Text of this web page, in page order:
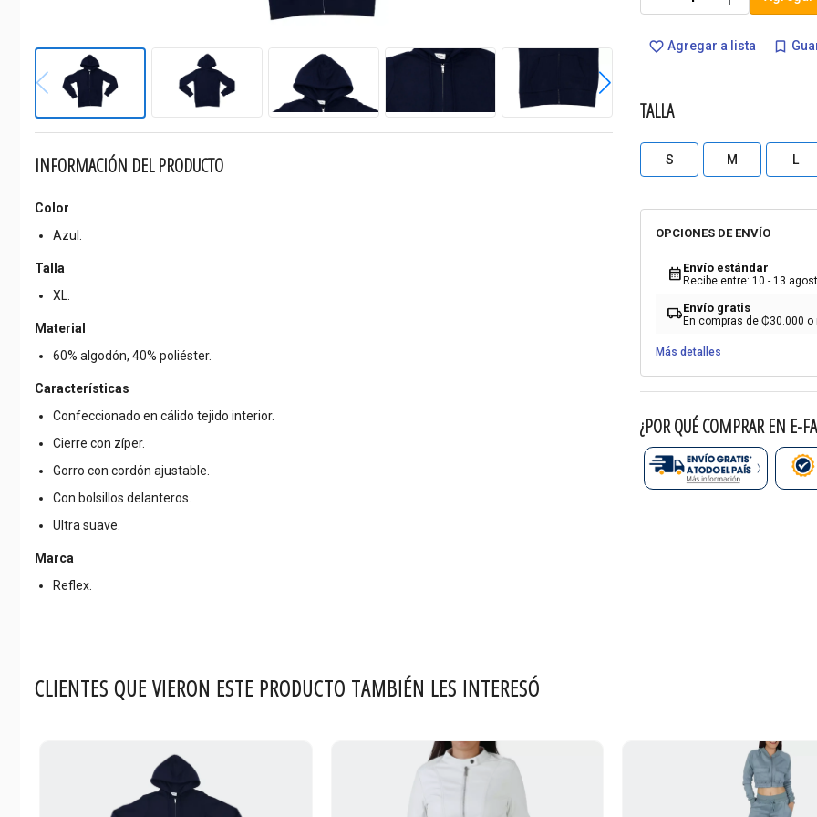
INFORMACIÓN DEL PRODUCTO
Color
Azul.
Talla
XL.
Material
60% algodón, 40% poliéster.
Características
Confeccionado en cálido tejido interior.
Cierre con zíper.
Gorro con cordón ajustable.
Con bolsillos delanteros.
Ultra suave.
Marca
Reflex.
favorite_border Agregar a lista bookmark_border
TALLA
S M L
OPCIONES DE ENVÍO
calendar_month Envío estándar
Recibe entre: 10 - 13
local_shippingEnvío gratis
En compras de ₡30.000 o
Más detalles
¿POR QUÉ COMPRAR EN E-
CLIENTES QUE VIERON ESTE PRODUCTO TAMBIÉN LES INTERESÓ